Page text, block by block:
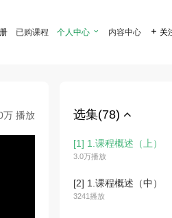
已购课程 个人中心  内容中心  关
万 播放 选集(78)
[1] 1.课程概述（上）
3.0万播放
[2] 1.课程概述（中）
3241播放